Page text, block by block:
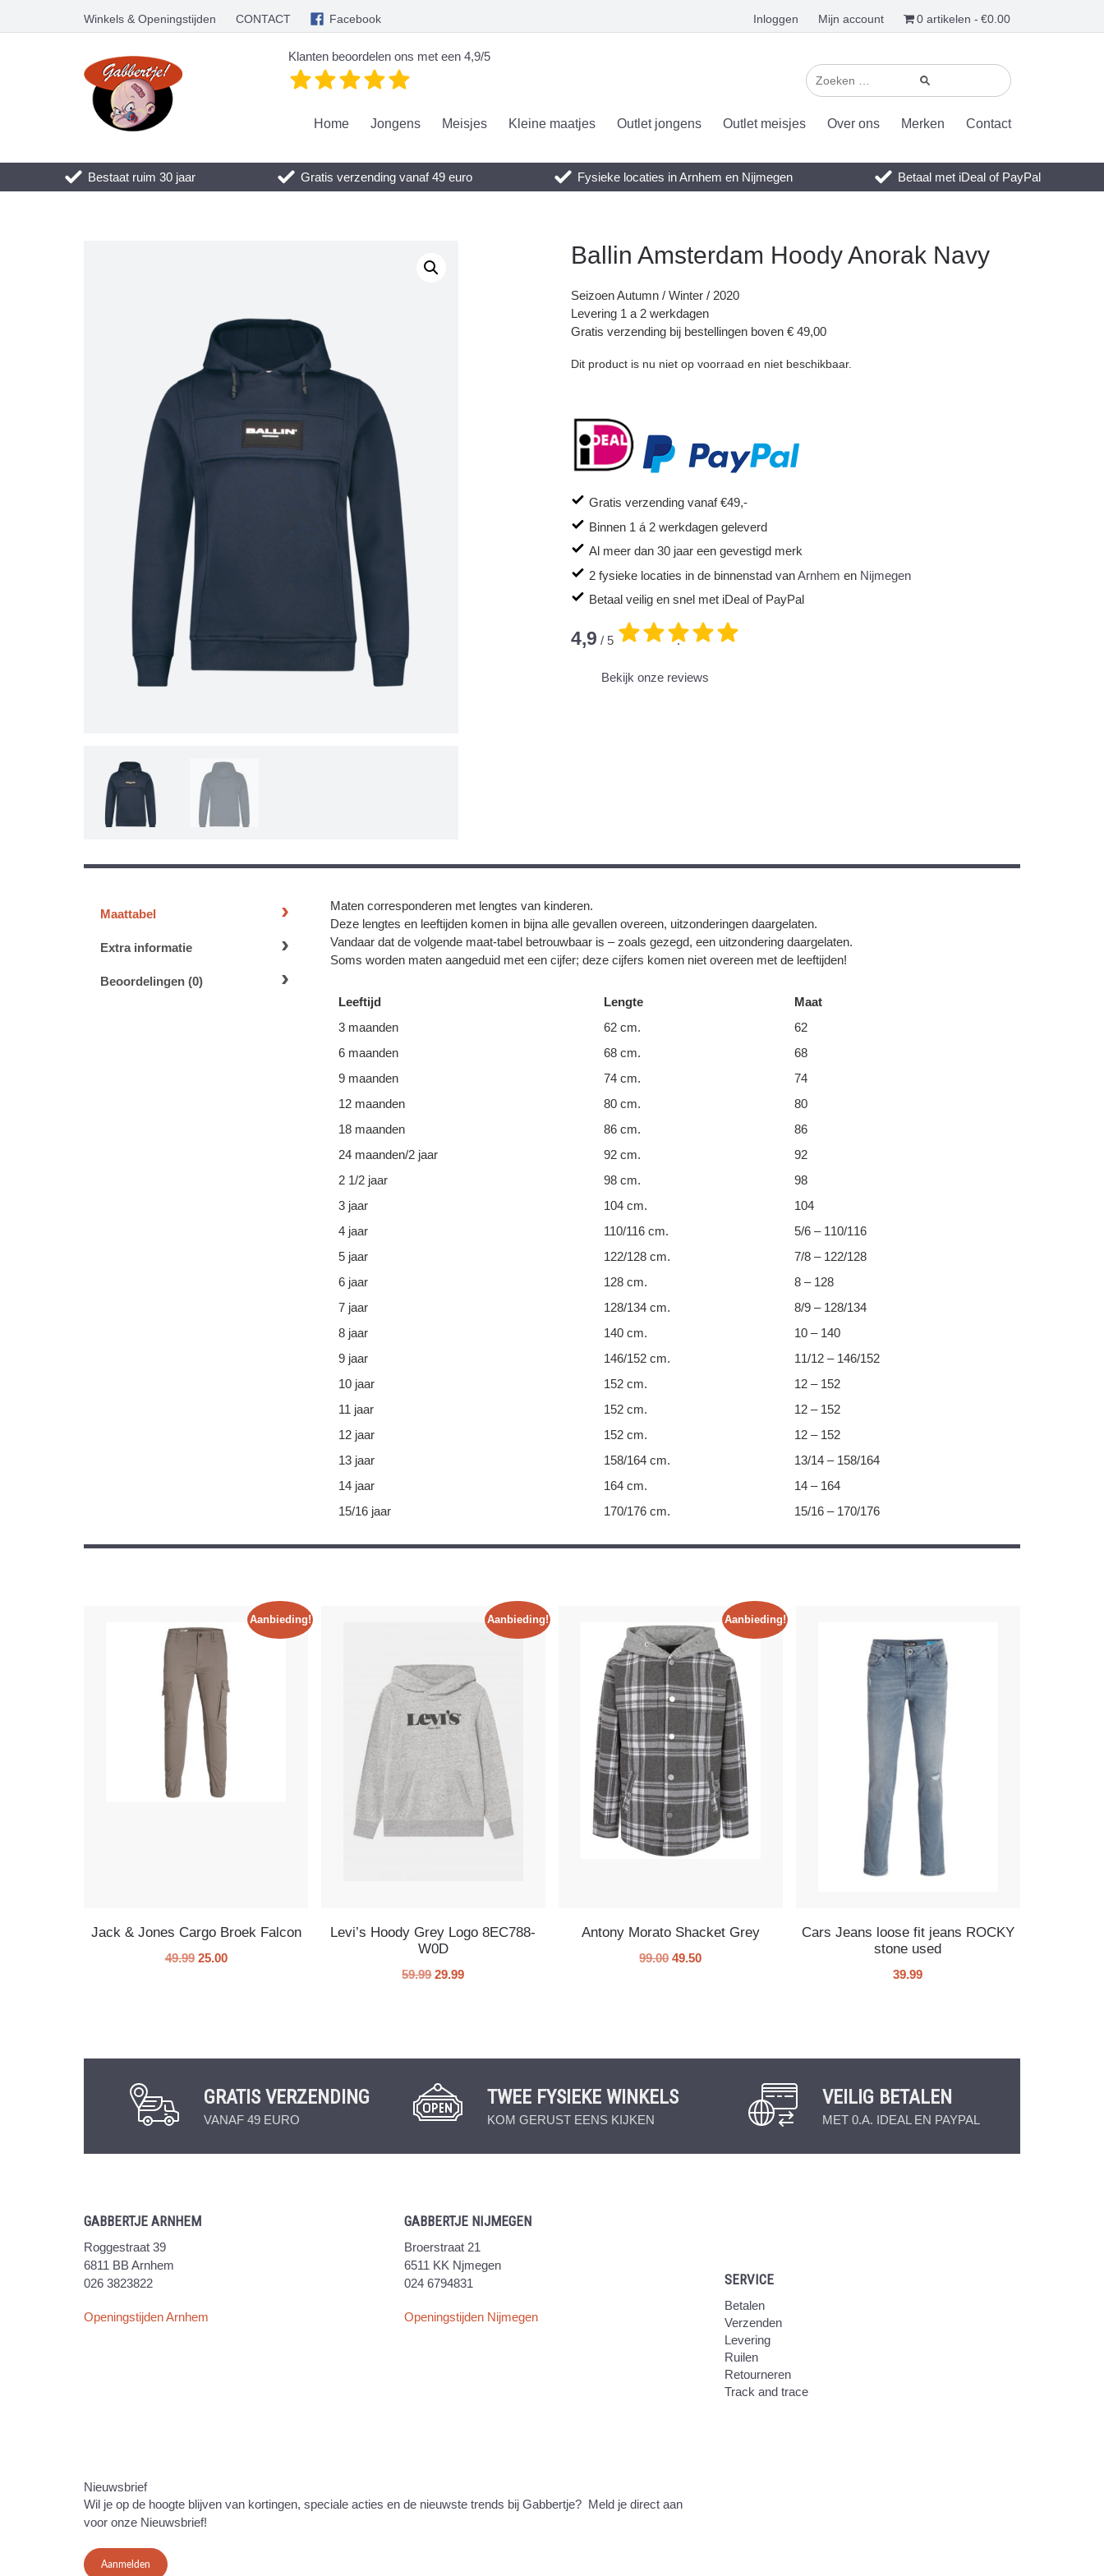
Winkels & Openingstijden CONTACT Facebook Inloggen Mijn account 0 artikelen €0.00
Klanten beoordelen ons met een 4,9/5
Home Jongens Meisjes Kleine maatjes Outlet jongens Outlet meisjes Over ons Merken Contact
Bestaat ruim 30 jaar Gratis verzending vanaf 49 euro Fysieke locaties in Arnhem en Nijmegen Betaal met iDeal of PayPal
Ballin Amsterdam Hoody Anorak Navy
Seizoen Autumn / Winter / 2020
Levering 1 a 2 werkdagen
Gratis verzending bij bestellingen boven € 49,00
Dit product is nu niet op voorraad en niet beschikbaar.
Gratis verzending vanaf €49,-
Binnen 1 á 2 werkdagen geleverd
Al meer dan 30 jaar een gevestigd merk
2 fysieke locaties in de binnenstad vanArnhem en Nijmegen
Betaal veilig en snel met iDeal of PayPal
4,9 / 5 .
Bekijk onze reviews
Maattabel
Extra informatie
Beoordelingen (0)
Maten corresponderen met lengtes van kinderen.
Deze lengtes en leeftijden komen in bijna alle gevallen overeen, uitzonderingen daargelaten.
Vandaar dat de volgende maat-tabel betrouwbaar is – zoals gezegd, een uitzondering daargelaten.
Soms worden maten aangeduid met een cijfer; deze cijfers komen niet overeen met de leeftijden!
Leeftijd Lengte
Maat
3 maanden
62 cm.
62
6 maanden
68 cm.
68
9 maanden
74 cm.
74
12 maanden
80 cm.
80
18 maanden
86 cm.
86
24 maanden/2 jaar
92 cm.
92
2 1/2 jaar
98 cm.
98
3 jaar
104 cm.
104
4 jaar
110/116 cm.
5/6 – 110/116
5 jaar
122/128 cm.
7/8 – 122/128
6 jaar
128 cm.
8 – 128
7 jaar
128/134 cm.
8/9 – 128/134
8 jaar
140 cm.
10 – 140
9 jaar
146/152 cm.
11/12 – 146/152
10 jaar
152 cm.
12 – 152
11 jaar
152 cm.
12 – 152
12 jaar
152 cm.
12 – 152
13 jaar
158/164 cm.
13/14 – 158/164
14 jaar
164 cm.
14 – 164
15/16 jaar
170/176 cm. 15/16 – 170/176
Aanbieding!
Jack & Jones Cargo Broek Falcon
49.99 25.00
Aanbieding!
Levi’s Hoody Grey Logo 8EC788-
W0D
59.99 29.99
Aanbieding!
Antony Morato Shacket Grey
99.00 49.50
Cars Jeans loose fit jeans ROCKY
stone used
39.99
GRATIS VERZENDING
VANAF 49 EURO
TWEE FYSIEKE WINKELS
KOM GERUST EENS KIJKEN
VEILIG BETALEN
MET 0.A. IDEAL EN PAYPAL
GABBERTJE ARNHEM
Roggestraat 39
6811 BB Arnhem
026 3823822
Openingstijden Arnhem
GABBERTJE NIJMEGEN
Broerstraat 21
6511 KK Njmegen
024 6794831
Openingstijden Nijmegen
SERVICE
Betalen
Verzenden
Levering
Ruilen
Retourneren
Track and trace
Nieuwsbrief
Wil je op de hoogte blijven van kortingen, speciale acties en de nieuwste trends bij Gabbertje? Meld je direct aan
voor onze Nieuwsbrief!
Aanmelden